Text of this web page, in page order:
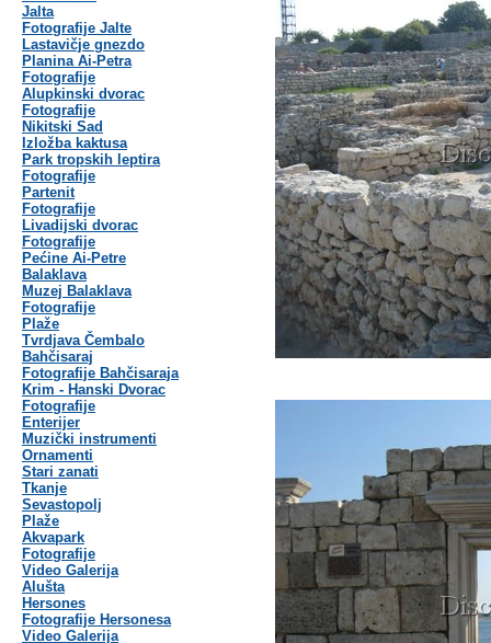
Jalta
Fotografije Jalte
Lastavičje gnezdo
Planina Ai-Petra
Fotografije
Alupkinski dvorac
Fotografije
Nikitski Sad
Izložba kaktusa
Park tropskih leptira
Fotografije
Partenit
Fotografije
Livadijski dvorac
Fotografije
Pećine Ai-Petre
Balaklava
Muzej Balaklava
Fotografije
Plaže
Tvrdjava Čembalo
Bahčisaraj
Fotografije Bahčisaraja
Krim - Hanski Dvorac
Fotografije
Enterijer
Muzički instrumenti
Ornamenti
Stari zanati
Tkanje
Sevastopolj
Plaže
Akvapark
Fotografije
Video Galerija
Alušta
Hersones
Fotografije Hersonesa
Video Galerija